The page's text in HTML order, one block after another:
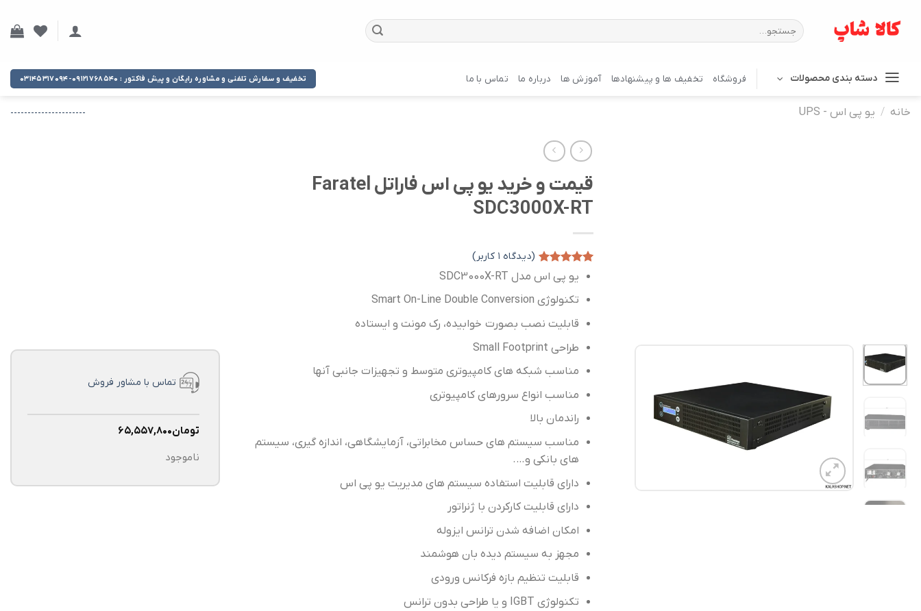
جستجو
برای:
دسته بندی محصولات فروشگاه تخفیف ها و پیشنهادها آموزش ها درباره ما تماس با ما تخفیف و سفارش تلفنی و مشاوره رایگان و پیش فاکتور : ۰۹۱۲۱۷۶۸۵۴۰-۰۳۱۴۵۳۱۷۰۹۴
خانه / یو پی اس - UPS ----------------------
افزودن
علاقه
قیمت و خرید یو پی اس فاراتل Faratel
SDC3000X-RT
امتیازدهی
۵.۰۰
۱
امتیازدهی
(دیدگاه ۱ کاربر)
یو پی اس مدل SDC3000X-RT
تکنولوژی Smart On-Line Double Conversion
قابلیت نصب بصورت خوابیده، رک مونت و ایستاده
طراحی Small Footprint
مناسب شبکه های کامپیوتری متوسط و تجهیزات جانبی آنها
مناسب انواع سرورهای کامپیوتری
راندمان بالا
مناسب سیستم های حساس مخابراتی، آزمایشگاهی، اندازه گیری، سیستم
های بانکی و….
دارای قابلیت استفاده سیستم های مدیریت یو پی اس
دارای قابلیت کارکردن با ژنراتور
امکان اضافه شدن ترانس ایزوله
مجهز به سیستم دیده بان هوشمند
قابلیت تنظیم بازه فرکانس ورودی
تکنولوژی IGBT و یا طراحی بدون ترانس
تماس با مشاور فروش
تومان۶۵,۵۵۷,۸۰۰
ناموجود